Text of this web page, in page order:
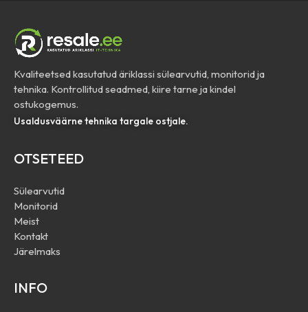
Kvaliteetsed kasutatud äriklassi sülearvutid, monitorid ja
tehnika. Kontrollitud seadmed, kiire tarne ja kindel
ostukogemus.
Usaldusväärne tehnika targale ostjale.
OTSETEED
Sülearvutid
Monitorid
Meist
Kontakt
Järelmaks
INFO